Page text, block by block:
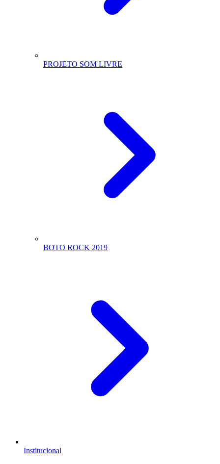
PROJETO SOM LIVRE
BOTO ROCK 2019
Institucional